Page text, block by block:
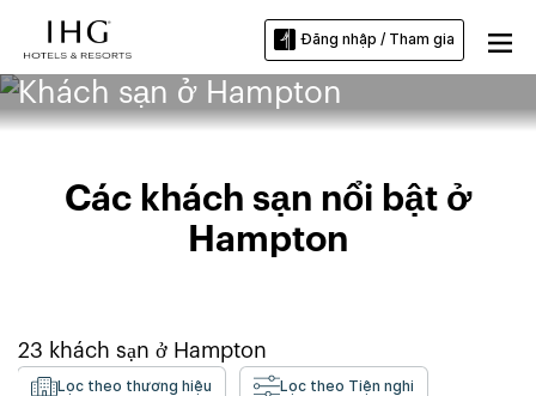
Đăng nhập / Tham gia
Khách sạn ở Hampton
Các khách sạn nổi bật ở
Hampton
23 khách sạn ở Hampton
Lọc theo thương hiệu Lọc theo Tiện nghi